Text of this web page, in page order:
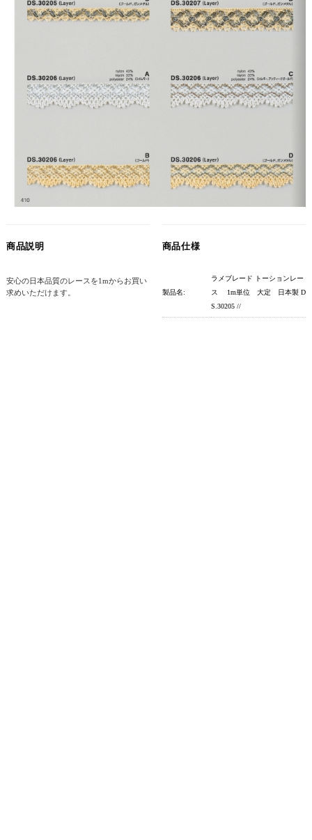
商品説明
安心の日本品質のレースを1mからお買い
求めいただけます。
商品仕様
製品名:
ラメブレード トーションレー
ス 1m単位 大定 日本製 D
S.30205 //